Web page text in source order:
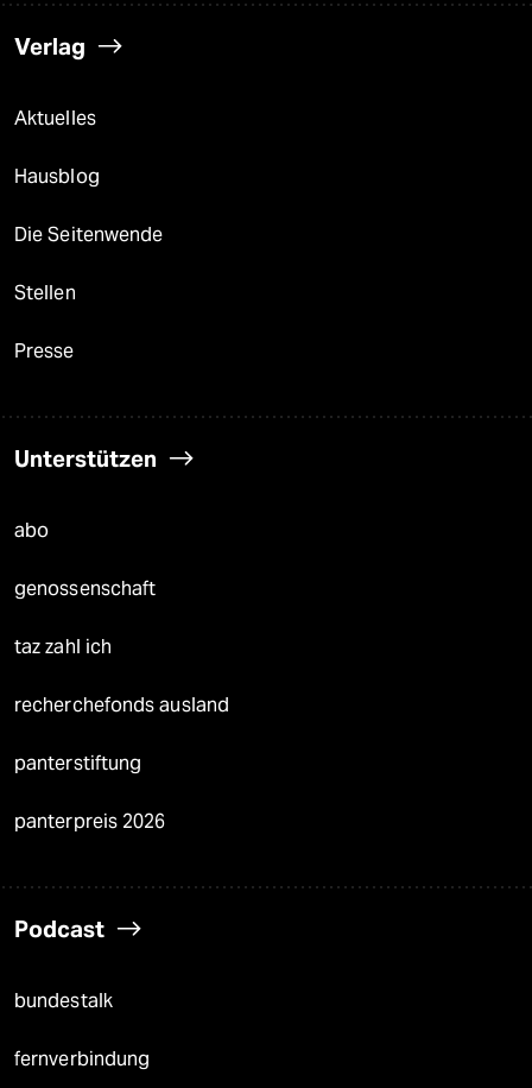
Verlag
Aktuelles
Hausblog
Die Seitenwende
Stellen
Presse
Unterstützen
abo
genossenschaft
taz zahl ich
recherchefonds ausland
panterstiftung
panterpreis 2026
Podcast
bundestalk
fernverbindung